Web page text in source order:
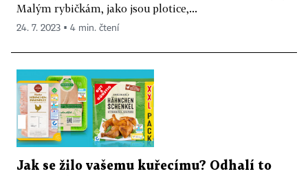
Malým rybičkám, jako jsou plotice,...
24. 7. 2023 ▪ 4 min. čtení
Jak se žilo vašemu kuřecímu? Odhalí to